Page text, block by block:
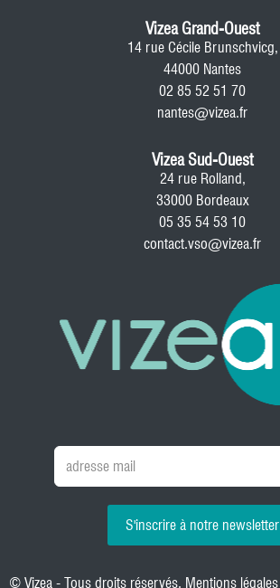
Vizea Grand-Ouest
14 rue Cécile Brunschvicg,
44000 Nantes
02 85 52 51 70
nantes@vizea.fr
Vizea Sud-Ouest
24 rue Rolland,
33000 Bordeaux
05 35 54 53 10
contact.vso@vizea.fr
S'inscrire à notre newsletter
© Vizea - Tous droits réservés. Mentions légales